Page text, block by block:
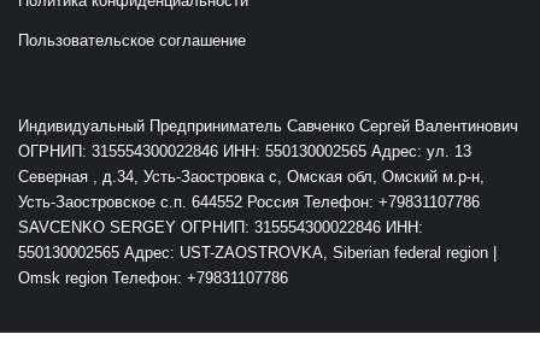
Пользовательское соглашение
Индивидуальный Предприниматель Савченко Сергей Валентинович
ОГРНИП: 315554300022846 ИНН: 550130002565 Адрес: ул. 13
Северная , д.34, Усть-Заостровка с, Омская обл, Омский м.р-н,
Усть-Заостровское с.п. 644552 Россия Телефон: +79831107786
SAVCENKO SERGEY ОГРНИП: 315554300022846 ИНН:
550130002565 Адрес: UST-ZAOSTROVKA, Siberian federal region |
Omsk region Телефон: +79831107786